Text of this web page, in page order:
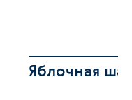
Яблочная